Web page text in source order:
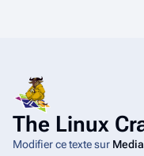
The Linux
Modifier ce texte sur